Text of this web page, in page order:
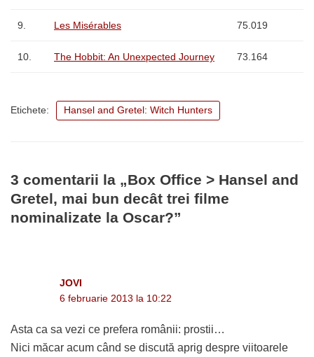
9. Les Misérables 75.019
10. The Hobbit: An Unexpected Journey 73.164
Etichete: Hansel and Gretel: Witch Hunters
3 comentarii la „Box Office > Hansel and
Gretel, mai bun decât trei filme
nominalizate la Oscar?”
JOVI
6 februarie 2013 la 10:22
Asta ca sa vezi ce prefera românii: prostii…
Nici măcar acum când se discută aprig despre viitoarele